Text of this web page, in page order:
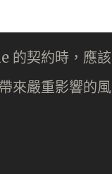
的契約時，應該
來嚴重影響的風